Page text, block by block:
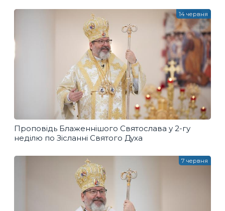
Проповідь Блаженнішого Святослава у 2-гу
неділю по Зісланні Святого Духа
14 червня
7 червня